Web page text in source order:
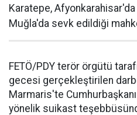
Karatepe, Afyonkarahisar'da
Muğla'da sevk edildiği
FETÖ/PDY terör örgütü
gecesi gerçekleştirilen
Marmaris'te
yönelik suikast